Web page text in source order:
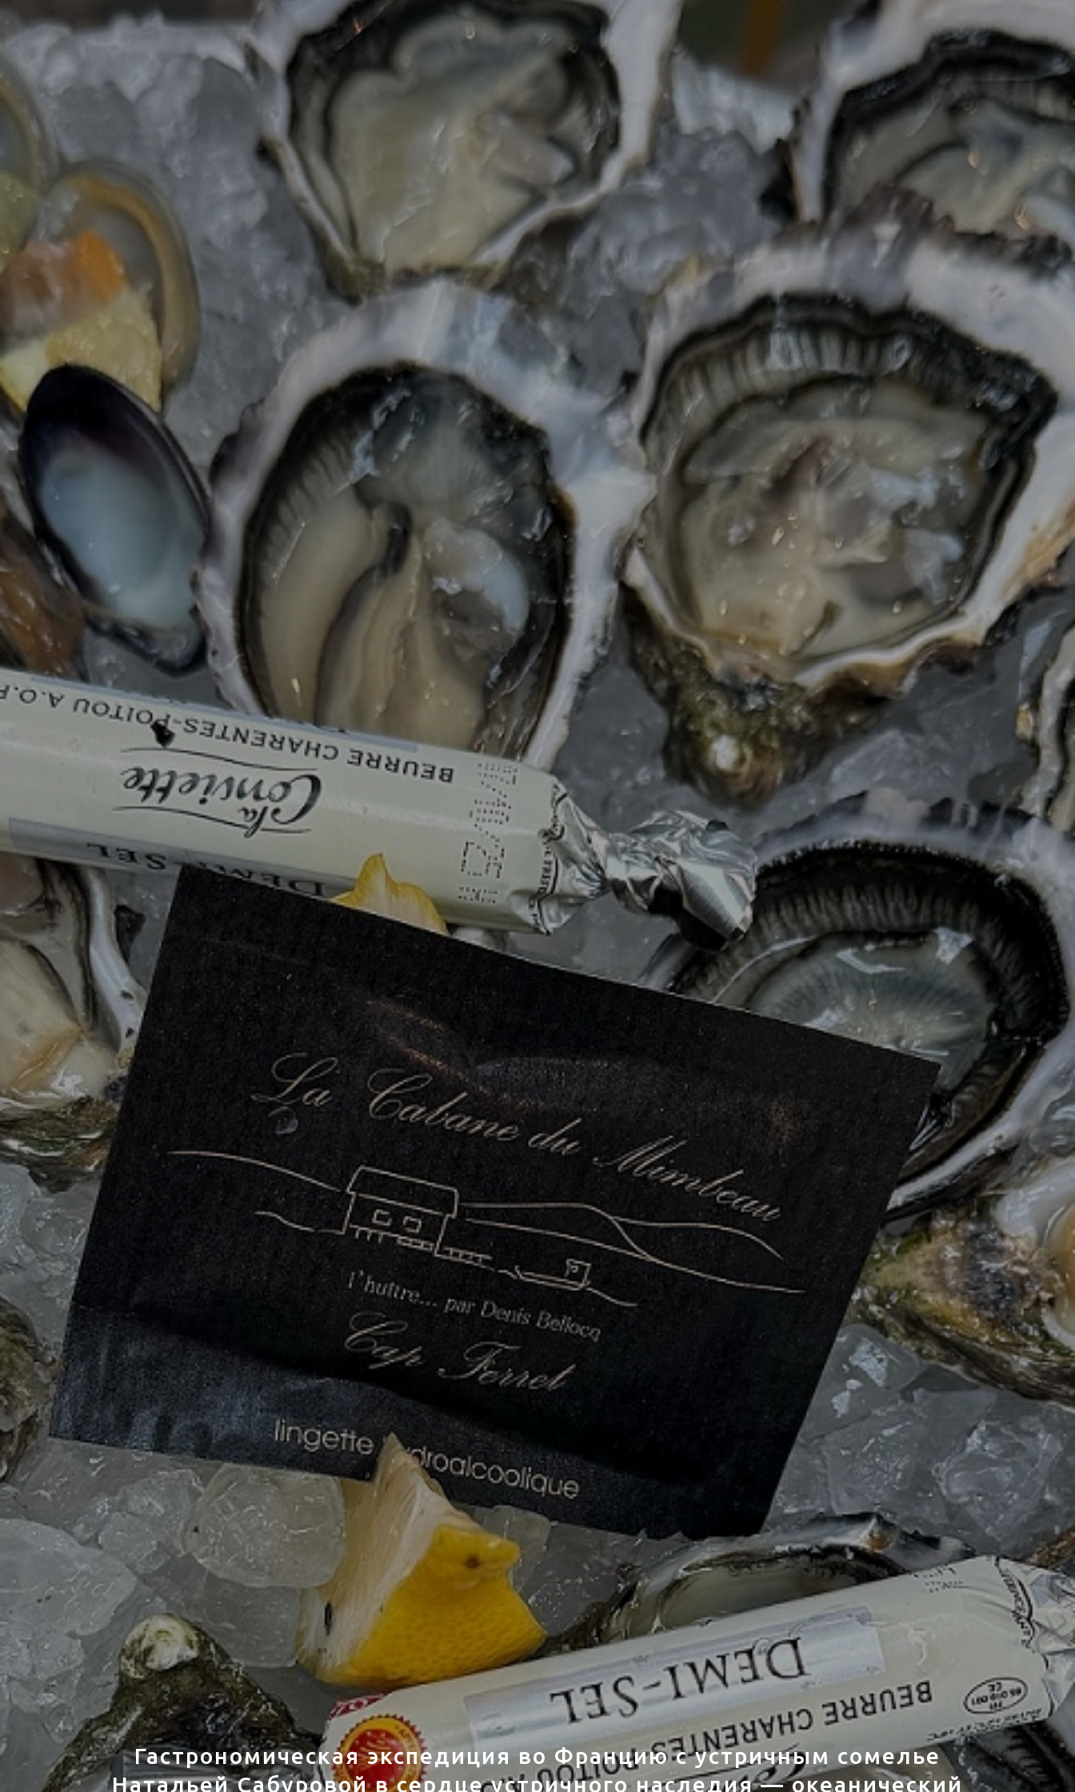
Гастрономическая экспедиция во Францию с устричным сомелье
Натальей Сабуровой в сердце устричного наследия — океанический